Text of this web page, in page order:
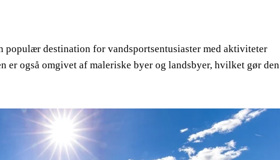
populær destination for vandsportsentusiaster med aktiviteter
er også omgivet af maleriske byer og landsbyer, hvilket gør den